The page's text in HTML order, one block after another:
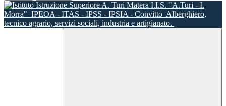
I.I.S. "A.Turi - I.
Morra" IPEOA - ITAS - IPSS - IPSIA - Convitto Alberghiero,
tecnico agrario, servizi sociali, industria e artigianato.